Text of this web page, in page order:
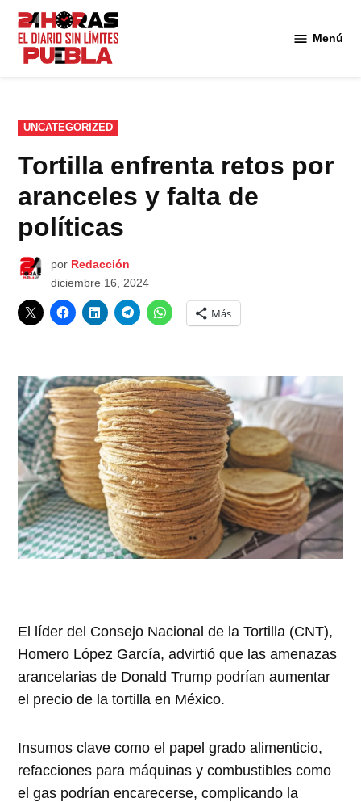
Saltar
contenido
Menú
PUBLICADO
EN
UNCATEGORIZED
Tortilla enfrenta retos por
aranceles y falta de
políticas
por Redacción
diciembre 16, 2024
Más
El líder del Consejo Nacional de la Tortilla (CNT),
Homero López García, advirtió que las amenazas
arancelarias de Donald Trump podrían aumentar
el precio de la tortilla en México.
Insumos clave como el papel grado alimenticio,
refacciones para máquinas y combustibles como
el gas podrían encarecerse, complicando la